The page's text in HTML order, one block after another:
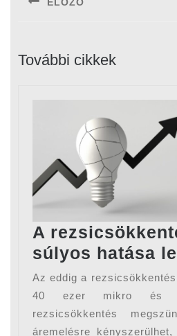
További cikkek
A
súlyos hatása
Az eddig a
40 ezer mikro és
rezsicsökkentés
áremelésre